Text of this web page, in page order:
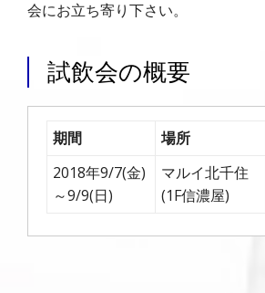
会にお立ち寄り下さい。
試飲会の概要
期間 場所
2018年9/7(金)
～9/9(日)
マルイ北千住
(1F信濃屋)